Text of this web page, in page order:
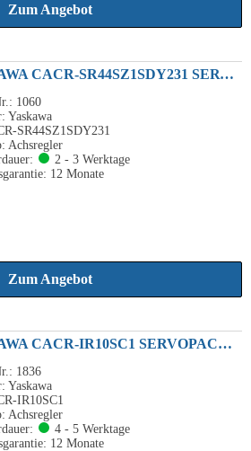
Zum Angebot
REPARATUR YASKAWA CACR-SR44SZ1SDY231 SERVOPACK ACHSVERSTÄRKER 4.4KW 230VAC
1060
Yaskawa
SR44SZ1SDY231
Achsregler
2 - 3 Werktage
12 Monate
Zum Angebot
REPARATUR YASKAWA CACR-IR10SC1 SERVOPACK 1.0KW 230VAC
1836
Yaskawa
IR10SC1
Achsregler
4 - 5 Werktage
12 Monate